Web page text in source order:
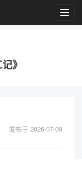
》
发布于 2026-07-09